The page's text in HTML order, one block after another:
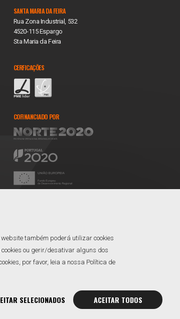
SANTA MARIA DA FEIRA
Rua Zona Industrial, 532
4520-115 Espargo
Sta Maria da Feira
CERFICAÇÕES
COFINANCIADO POR
também poderá utilizar cookies
ou gerir/desativar alguns dos
por favor, leia a nossa Política de
SELECIONADOS ACEITAR TODOS